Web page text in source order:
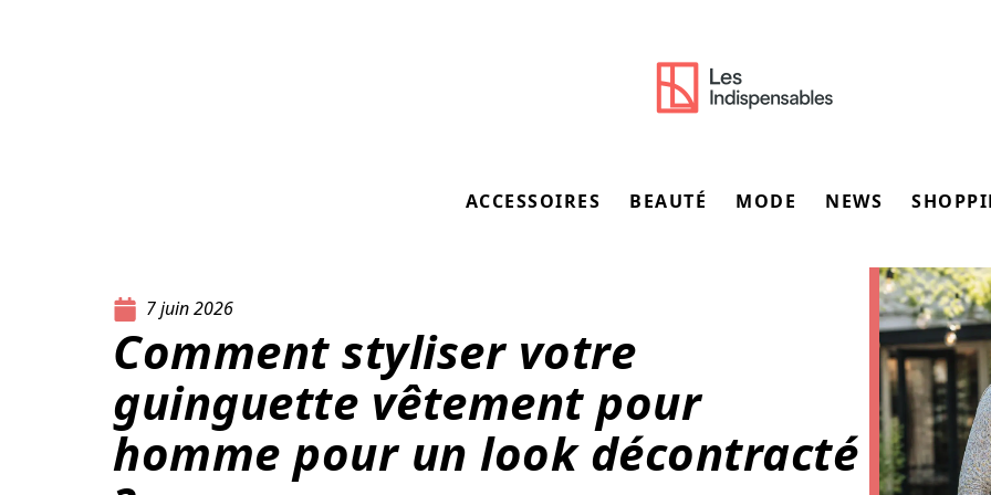
ACCESSOIRES BEAUTÉ MODE NEWS
7 juin 2026
Comment styliser votre
guinguette vêtement pour
homme pour un look décontracté